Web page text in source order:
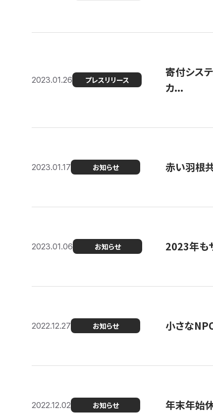
2023.01.26 プレスリリース
寄付シス
カ...
2023.01.17 お知らせ 赤い羽根
2023.01.06 お知らせ 2023年も
2022.12.27 お知らせ 小さな
2022.12.02 お知らせ 年末年始